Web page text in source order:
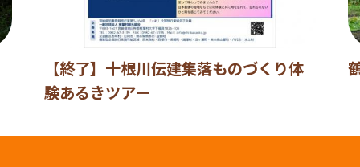
【終了】十根川伝建集落ものづくり体
験あるきツアー